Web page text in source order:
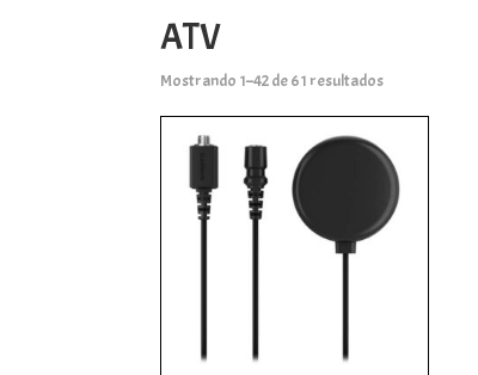
ATV
Mostrando 1–42 de 61 resultados